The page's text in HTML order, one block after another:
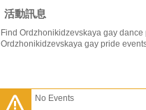
活動訊息
Find Ordzhonikidzevskaya gay
Ordzhonikidzevskaya gay pride
No Events